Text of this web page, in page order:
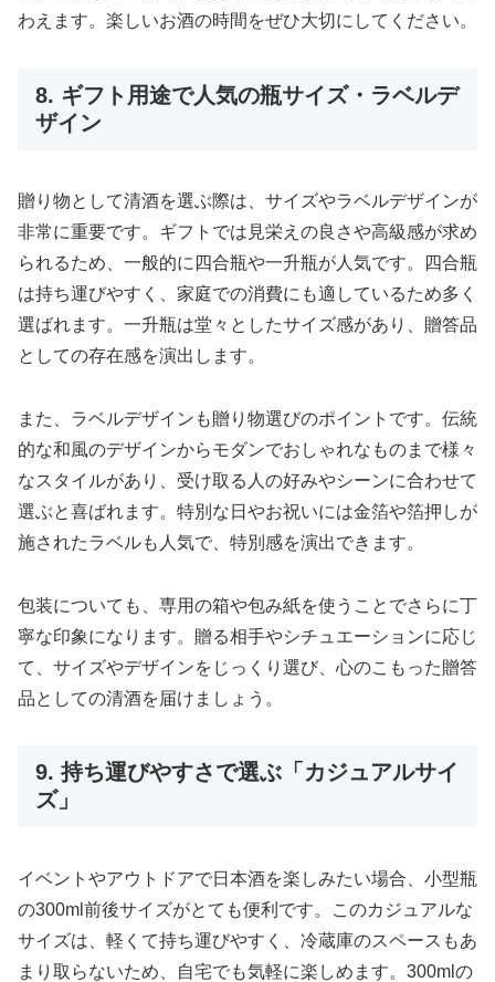
わえます。楽しいお酒の時間をぜひ大切にしてください。
8. ギフト用途で人気の瓶サイズ・ラベルデ
ザイン
贈り物として清酒を選ぶ際は、サイズやラベルデザインが
非常に重要です。ギフトでは見栄えの良さや高級感が求め
られるため、一般的に四合瓶や一升瓶が人気です。四合瓶
は持ち運びやすく、家庭での消費にも適しているため多く
選ばれます。一升瓶は堂々としたサイズ感があり、贈答品
としての存在感を演出します。
また、ラベルデザインも贈り物選びのポイントです。伝統
的な和風のデザインからモダンでおしゃれなものまで様々
なスタイルがあり、受け取る人の好みやシーンに合わせて
選ぶと喜ばれます。特別な日やお祝いには金箔や箔押しが
施されたラベルも人気で、特別感を演出できます。
包装についても、専用の箱や包み紙を使うことでさらに丁
寧な印象になります。贈る相手やシチュエーションに応じ
て、サイズやデザインをじっくり選び、心のこもった贈答
品としての清酒を届けましょう。
9. 持ち運びやすさで選ぶ「カジュアルサイ
ズ」
イベントやアウトドアで日本酒を楽しみたい場合、小型瓶
の300ml前後サイズがとても便利です。このカジュアルな
サイズは、軽くて持ち運びやすく、冷蔵庫のスペースもあ
まり取らないため、自宅でも気軽に楽しめます。300mlの